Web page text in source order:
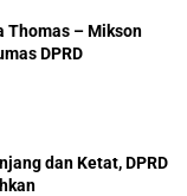
Thomas – Mikson
DPRD
dan Ketat, DPRD